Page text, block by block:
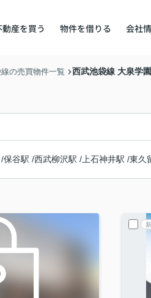
動産を買う 物件を借りる 会社
の売買物件一覧 西武池袋線 大泉学
/保谷駅 /西武柳沢駅 / 上石神井駅 /東久